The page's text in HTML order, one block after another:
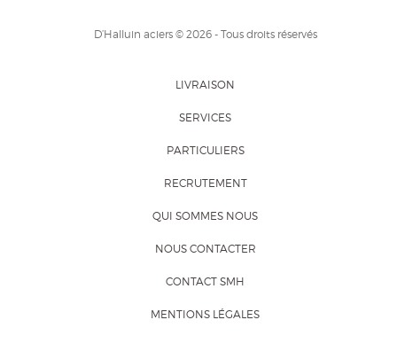
D’Halluin aciers © 2026 - Tous droits réservés
LIVRAISON
SERVICES
PARTICULIERS
RECRUTEMENT
QUI SOMMES NOUS
NOUS CONTACTER
CONTACT SMH
MENTIONS LÉGALES